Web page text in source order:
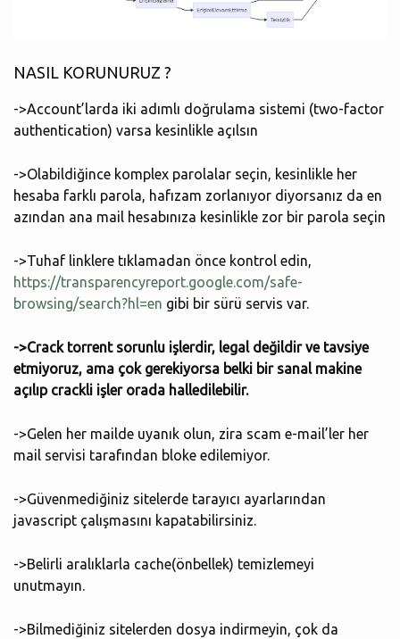
NASIL KORUNURUZ ?
->Account’larda iki adımlı doğrulama sistemi (two-factor
authentication) varsa kesinlikle açılsın
->Olabildiğince komplex parolalar seçin, kesinlikle her
hesaba farklı parola, hafızam zorlanıyor diyorsanız da en
azından ana mail hesabınıza kesinlikle zor bir parola seçin
->Tuhaf linklere tıklamadan önce kontrol edin,
https://transparencyreport.google.com/safe-
browsing/search?hl=en gibi bir sürü servis var.
->Crack torrent sorunlu işlerdir, legal değildir ve tavsiye
etmiyoruz, ama çok gerekiyorsa belki bir sanal makine
açılıp crackli işler orada halledilebilir.
->Gelen her mailde uyanık olun, zira scam e-mail’ler her
mail servisi tarafından bloke edilemiyor.
->Güvenmediğiniz sitelerde tarayıcı ayarlarından
javascript çalışmasını kapatabilirsiniz.
->Belirli aralıklarla cache(önbellek) temizlemeyi
unutmayın.
->Bilmediğiniz sitelerden dosya indirmeyin, çok da